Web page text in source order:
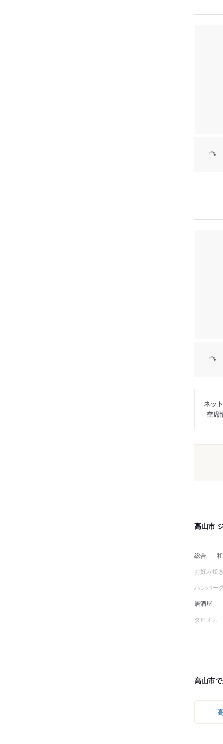
ネッ
空席
高山市
総合
お好み焼
ハンバー
居酒屋
タピオカ
高山市